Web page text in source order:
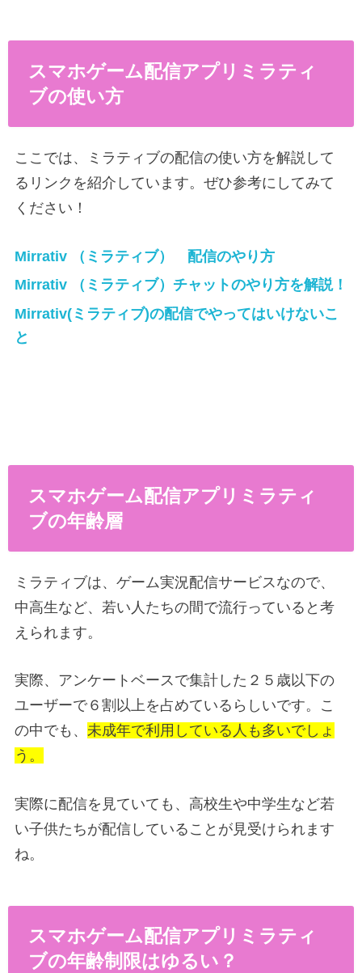
スマホゲーム配信アプリミラティ
ブの使い方
ここでは、ミラティブの配信の使い方を解説して
るリンクを紹介しています。ぜひ参考にしてみて
ください！
Mirrativ （ミラティブ） 配信のやり方
Mirrativ （ミラティブ）チャットのやり方を解説！
Mirrativ(ミラティブ)の配信でやってはいけないこ
と
スマホゲーム配信アプリミラティ
ブの年齢層
ミラティブは、ゲーム実況配信サービスなので、
中高生など、若い人たちの間で流行っていると考
えられます。
実際、アンケートベースで集計した２５歳以下の
ユーザーで６割以上を占めているらしいです。こ
の中でも、 未成年で利用している人も多いでしょ
う。
実際に配信を見ていても、高校生や中学生など若
い子供たちが配信していることが見受けられます
ね。
スマホゲーム配信アプリミラティ
ブの年齢制限はゆるい？